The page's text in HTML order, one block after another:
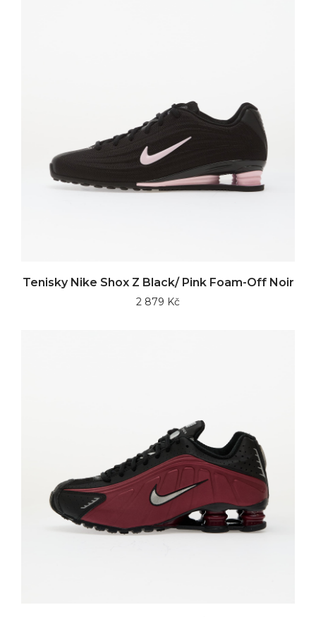
Tenisky Nike Shox Z Black/ Pink Foam-Off Noir
2 879 Kč